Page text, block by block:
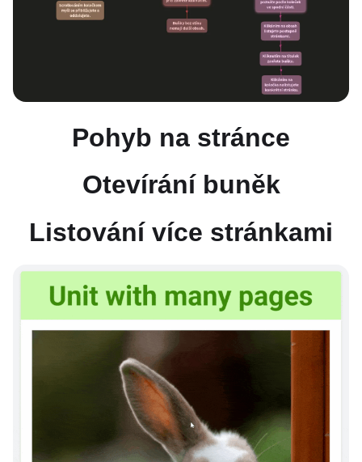
Pohyb na stránce
Otevírání buněk
Listování více stránkami